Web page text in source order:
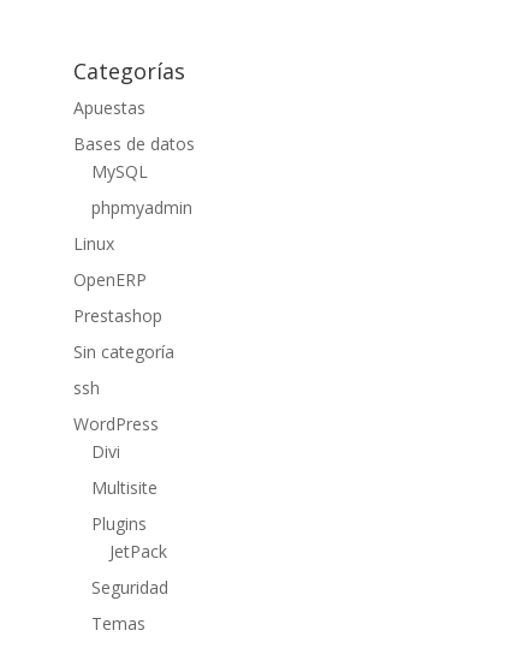
Categorías
Apuestas
Bases de datos
MySQL
phpmyadmin
Linux
OpenERP
Prestashop
Sin categoría
ssh
WordPress
Divi
Multisite
Plugins
JetPack
Seguridad
Temas